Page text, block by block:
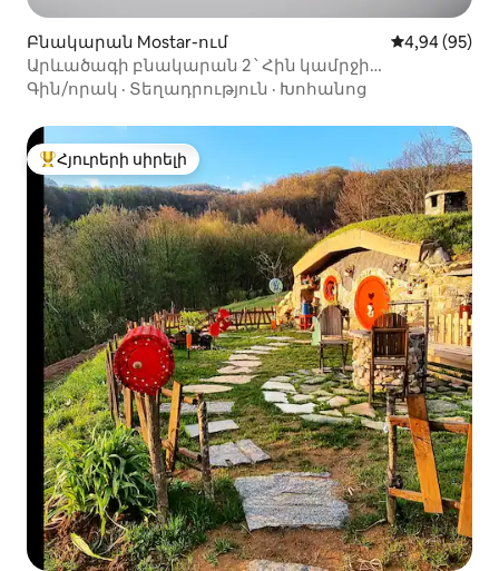
Բնակարան Mostar-ում Միջին
4,94 (95)
Արևածագի բնակարան 2 ՝ Հին կամրջի
տեսարանով
Գին/որակ · Տեղադրություն · Խոհանոց
Հյուրերի սիրելի լավագույն տները
Հյուրերի սիրելի